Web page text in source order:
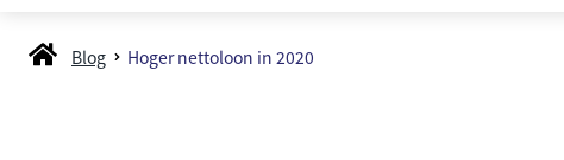
Blog Hoger nettoloon in 2020